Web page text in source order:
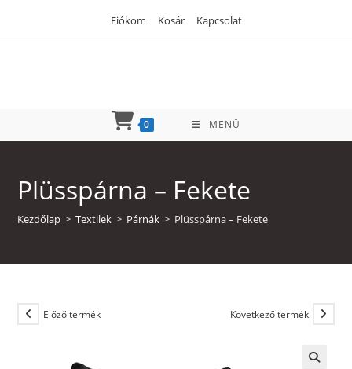
Fiókom Kosár Kapcsolat
0 MENÜ
Plüsspárna – Fekete
Kezdőlap > Textilek > Párnák > Plüsspárna – Fekete
Előző termék Következő termék